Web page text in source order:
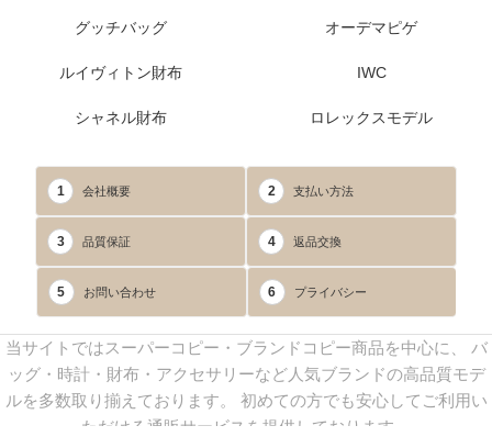
グッチバッグ
ルイヴィトン財布
シャネル財布
オーデマピゲ
IWC
ロレックスモデル
1 会社概要 2 支払い方法
3 品質保証 4 返品交換
5 お問い合わせ 6 プライバシー
当サイトではスーパーコピー・ブランドコピー商品を中心に、 バ
ッグ・時計・財布・アクセサリーなど人気ブランドの高品質モデ
ルを多数取り揃えております。 初めての方でも安心してご利用い
ただける通販サービスを提供しております。